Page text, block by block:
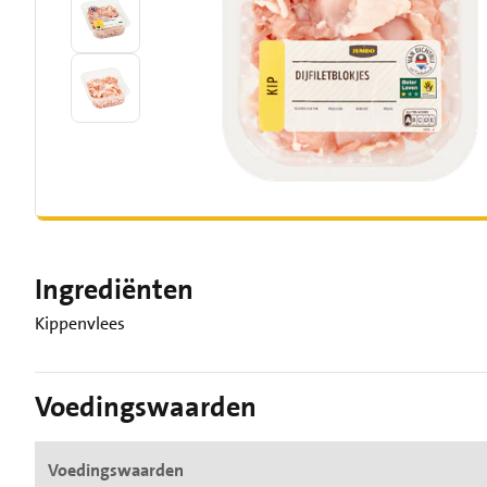
Ingrediënten
Kippenvlees
Voedingswaarden
Voedingswaarden